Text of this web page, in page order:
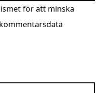
för att minska